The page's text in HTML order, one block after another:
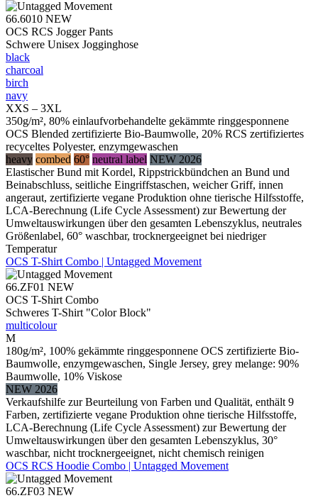
66.6010 NEW
OCS RCS Jogger Pants
Schwere Unisex Jogginghose
black
charcoal
birch
navy
XXS – 3XL
350g/m², 80% einlaufvorbehandelte gekämmte ringgesponnene
OCS Blended zertifizierte Bio-Baumwolle, 20% RCS zertifiziertes
recyceltes Polyester, enzymgewaschen
heavy combed 60° neutral label NEW 2026
Elastischer Bund mit Kordel, Rippstrickbündchen an Bund und
Beinabschluss, seitliche Eingriffstaschen, weicher Griff, innen
angeraut, zertifizierte vegane Produktion ohne tierische Hilfsstoffe,
LCA-Berechnung (Life Cycle Assessment) zur Bewertung der
Umweltauswirkungen über den gesamten Lebenszyklus, neutrales
Größenlabel, 60° waschbar, trocknergeeignet bei niedriger
Temperatur
OCS T-Shirt Combo | Untagged Movement
66.ZF01 NEW
OCS T-Shirt Combo
Schweres T-Shirt "Color Block"
multicolour
M
180g/m², 100% gekämmte ringgesponnene OCS zertifizierte Bio-
Baumwolle, enzymgewaschen, Single Jersey, grey melange: 90%
Baumwolle, 10% Viskose
NEW 2026
Verkaufshilfe zur Beurteilung von Farben und Qualität, enthält 9
Farben, zertifizierte vegane Produktion ohne tierische Hilfsstoffe,
LCA-Berechnung (Life Cycle Assessment) zur Bewertung der
Umweltauswirkungen über den gesamten Lebenszyklus, 30°
waschbar, nicht trocknergeeignet, nicht chemisch reinigen
OCS RCS Hoodie Combo | Untagged Movement
66.ZF03 NEW